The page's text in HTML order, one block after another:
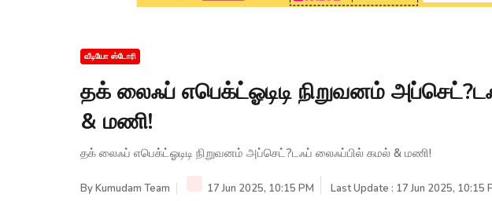
வீடியோ ஸ்டோரி
தக் லைஃப் எபெக்ட்ஓடிடி நிறுவனம்
& மணி!
தக் லைஃப் எபெக்ட்ஓடிடி நிறுவனம் அப்செட்?டஃப் லைஃப்பில் கமல் & மணி!
ByKumudam Team 17 Jun 2025, 10:15 PM Last Update : 17 Jun 2025, 10:15